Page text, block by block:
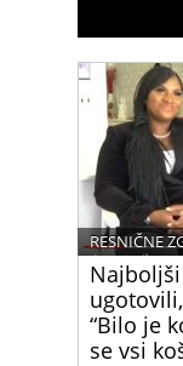
“Bilo je
se vsi
RESNIČNE